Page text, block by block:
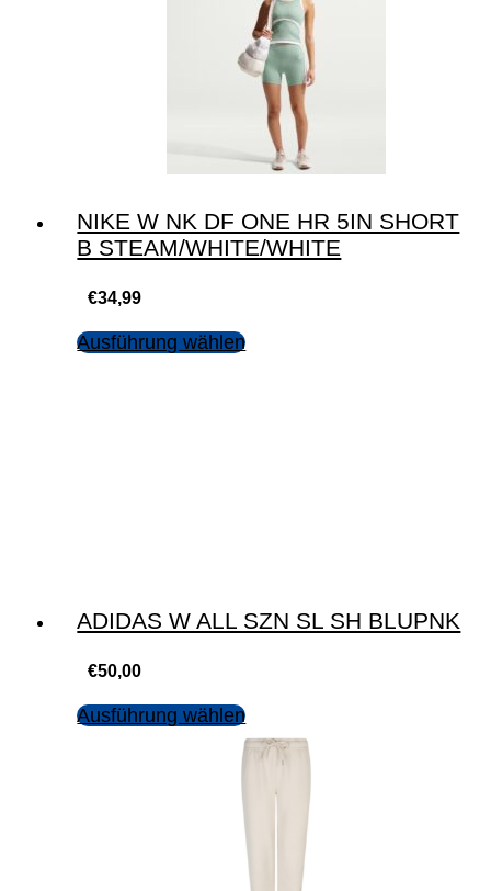
NIKE W NK DF ONE HR 5IN SHORT
B STEAM/WHITE/WHITE
€34,99
Ausführung wählen
ADIDAS W ALL SZN SL SH BLUPNK
€50,00
Ausführung wählen